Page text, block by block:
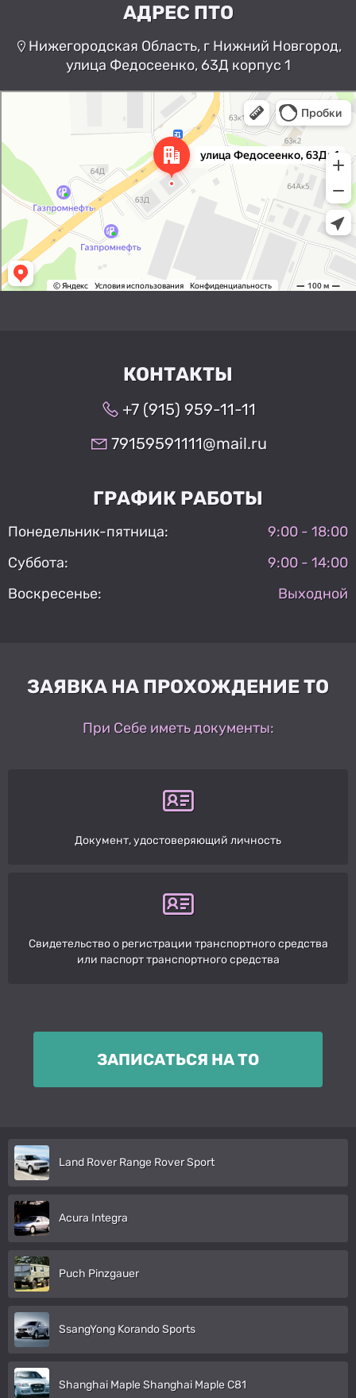
АДРЕС ПТО
Нижегородская Область, г Нижний Новгород,
улица Федосеенко, 63Д корпус 1
Нижний Новгород
Улица Федосеенко, 63Дк1 —
Яндекс Карты
КОНТАКТЫ
+7 (915) 959-11-11
79159591111@mail.ru
ГРАФИК РАБОТЫ
Понедельник-пятница:
9:00 - 18:00
Суббота:
9:00 - 14:00
Воскресенье:
Выходной
ЗАЯВКА НА ПРОХОЖДЕНИЕ ТО
При Себе иметь документы:
Документ, удостоверяющий личность
Свидетельство о регистрации транспортного средства
или паспорт транспортного средства
ЗАПИСАТЬСЯ НА ТО
Land Rover Range Rover Sport
Acura Integra
Puch Pinzgauer
SsangYong Korando Sports
Shanghai Maple Shanghai Maple C81